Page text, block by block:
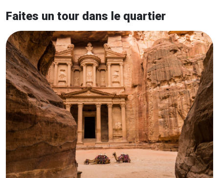
Faites un tour dans le quartier